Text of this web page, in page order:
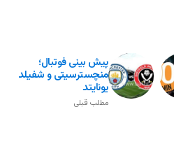
پیش بینی فوتبال؛
منچسترسیتی و شفیلد
یونایتد
مطلب قبلی